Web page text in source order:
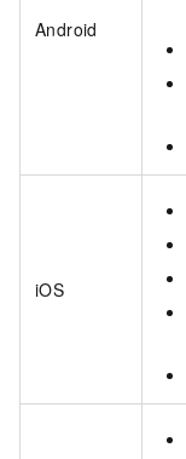
Android
iOS